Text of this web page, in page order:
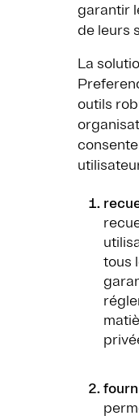
garantir
de leurs
La
outils
tous